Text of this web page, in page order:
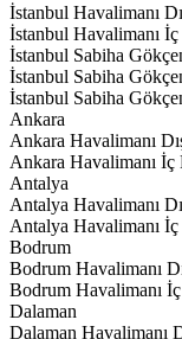
İstanbul Havalimanı
İstanbul Havalimanı
İstanbul Sabiha
İstanbul Sabiha
İstanbul Sabiha
Ankara
Ankara Havalimanı
Ankara Havalimanı İç
Antalya
Antalya Havalimanı
Antalya Havalimanı
Bodrum
Bodrum Havalimanı
Bodrum Havalimanı
Dalaman
Dalaman Havalimanı